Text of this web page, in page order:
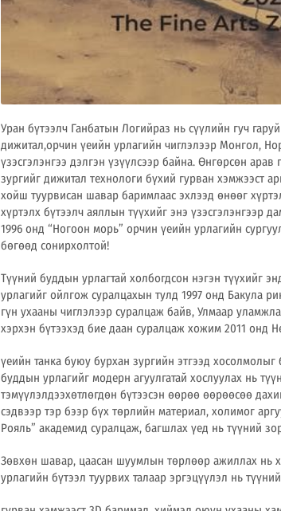
Уран бүтээлч Ганбатын Логийраз нь сүүлийн гуч
дижитал,орчин үеийн урлагийн чиглэлээр Монгол,
үзэсгэлэнгээ дэлгэн үзүүлсээр байна. Өнгөрсөн
зургийг дижитал технологи бүхий гурван хэмжээст
хойш туурвисан шавар баримлаас эхлээд өнөөг
хүртэлх бүтээлч аяллын түүхийг энэ үзэсгэлэнгээр
1996 онд “Ногоон морь” орчин үеийн урлагийн
бөгөөд сонирхолтой!
Түүний буддын урлагтай холбогдсон нэгэн түүхийг
урлагийг ойлгож суралцахын тулд 1997 онд Бакула
гүн ухааны чиглэлээр суралцаж байв, Улмаар
хэрхэн бүтээхэд бие даан суралцаж хожим 2011 онд
үеийн танка буюу бурхан зургийн этгээд хосолмолыг
буддын урлагийг модерн агуулгатай хослуулах нь
тэмүүлэлдээхөтлөгдөн бүтээсэн өөрөө өөрөөсөө
сэдвээр тэр бээр бүх төрлийн материал, холимог
Рояль” академид суралцаж, багшлах үед нь түүний
Зөвхөн шавар, цаасан шуумлын төрлөөр ажиллах нь
урлагийн бүтээл туурвих талаар эргэцүүлэл нь түүний